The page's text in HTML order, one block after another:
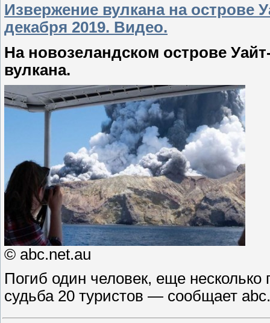
Извержение вулкана на острове
декабря 2019. Видео.
На новозеландском острове
вулкана.
© abc.net.au
Погиб один человек, еще
судьба 20 туристов — сообщает